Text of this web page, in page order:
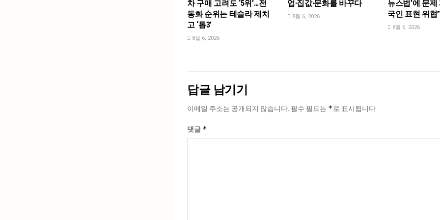
차 구매 고려도 ‘5위’…전
동화 순위는 테슬라 제치
고 ‘톱3’
8월 6, 2026
업·집값·문화를 바꾸다
8월 6, 2026
뉴스법’에 문제
국인 표현 위협”
8월 6, 2026
답글 남기기
이메일 주소는 공개되지 않습니다. 필수 필드는 *로 표시됩니다
댓글 *